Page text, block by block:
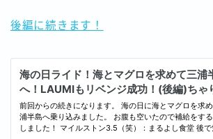
後編に続きます！